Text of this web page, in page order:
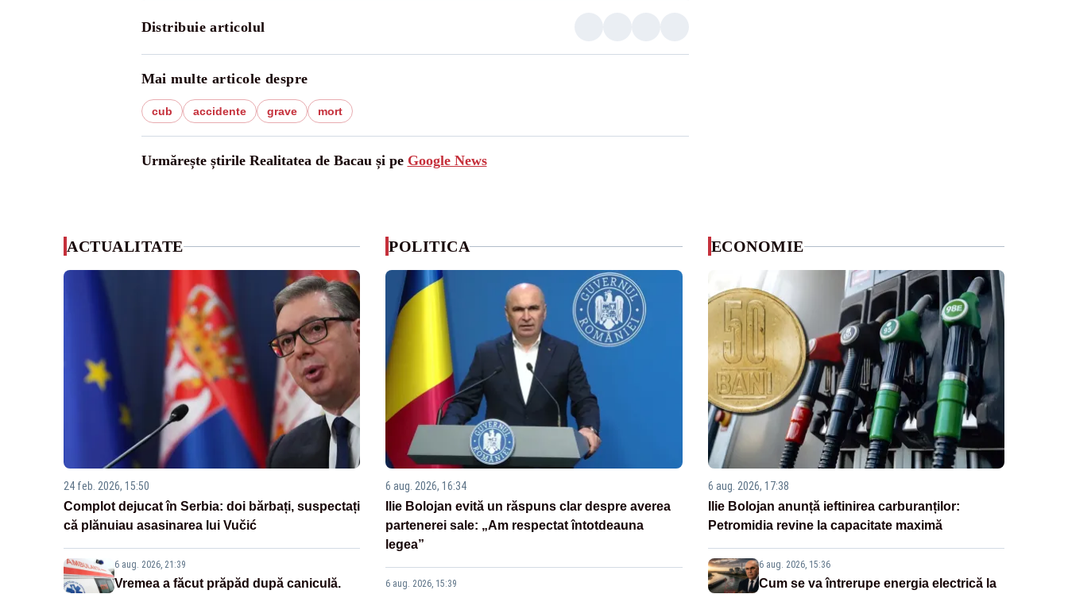
Distribuie articolul
Mai multe articole despre
cub accidente grave mort
Urmărește știrile Realitatea de Bacau și pe Google News
ACTUALITATE
24 feb. 2026, 15:50
Complot dejucat în Serbia: doi bărbați, suspectați
că plănuiau asasinarea lui Vučić
6 aug. 2026, 21:39
Vremea a făcut prăpăd după caniculă.
POLITICA
6 aug. 2026, 16:34
Ilie Bolojan evită un răspuns clar despre averea
partenerei sale: „Am respectat întotdeauna
legea”
6 aug. 2026, 15:39
ECONOMIE
6 aug. 2026, 17:38
Ilie Bolojan anunță ieftinirea carburanților:
Petromidia revine la capacitate maximă
6 aug. 2026, 15:36
Cum se va întrerupe energia electrică la